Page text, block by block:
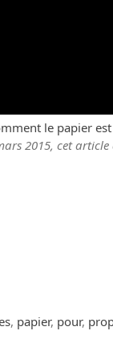
le papier
2015, cet
, papier, pour,